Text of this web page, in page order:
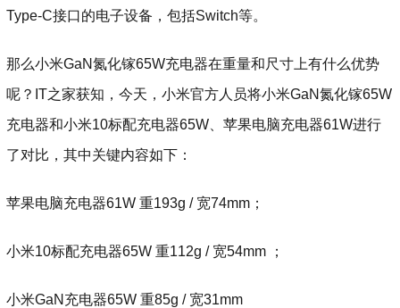
Type-C接口的电子设备，包括Switch等。
那么小米GaN氮化镓65W充电器在重量和尺寸上有什么优势
呢？IT之家获知，今天，小米官方人员将小米GaN氮化镓65W
充电器和小米10标配充电器65W、苹果电脑充电器61W进行
了对比，其中关键内容如下：
苹果电脑充电器61W 重193g / 宽74mm；
小米10标配充电器65W 重112g / 宽54mm ；
小米GaN充电器65W 重85g / 宽31mm